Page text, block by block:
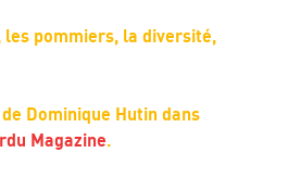
pommiers, la diversité,
Dominique Hutin dans
Magazine.